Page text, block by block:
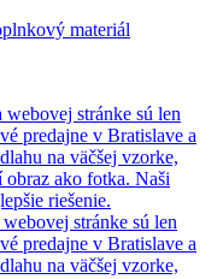
materiál
webovej stránke sú len
predajne v Bratislave a
na väčšej vzorke,
ako fotka. Naši
riešenie.
stránke sú len
predajne v Bratislave a
na väčšej vzorke,